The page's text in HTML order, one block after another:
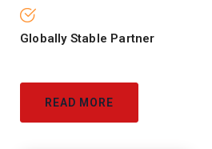
Globally Stable Partner
READ MORE